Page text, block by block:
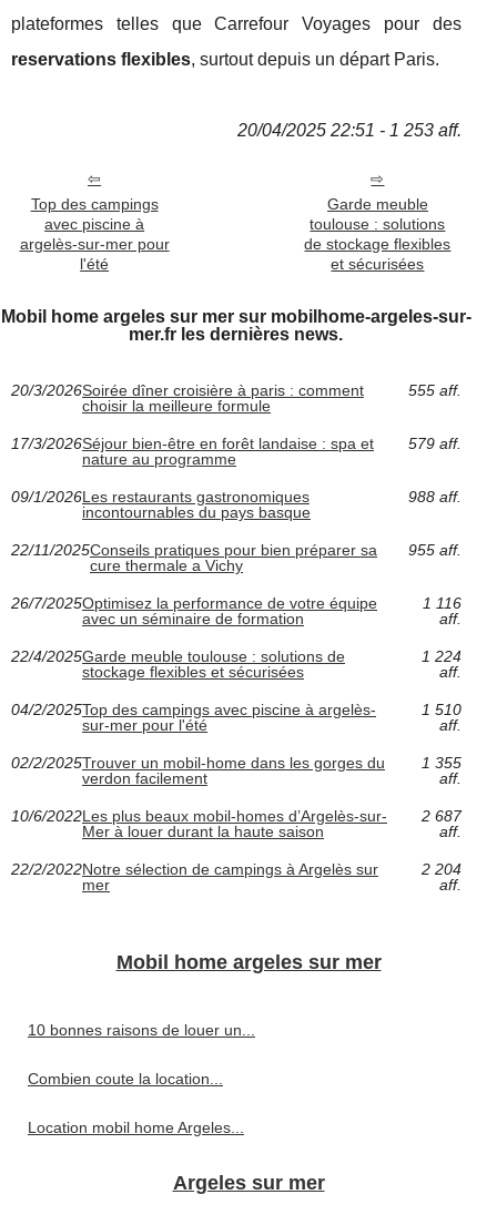
plateformes telles que Carrefour Voyages pour des
reservations flexibles, surtout depuis un départ Paris.
20/04/2025 22:51 - 1 253 aff.
Top des campings
avec piscine à
argelès-sur-mer pour
l'été
Garde meuble
toulouse : solutions
de stockage flexibles
et sécurisées
Mobil home argeles sur mer sur mobilhome-argeles-sur-
mer.fr les dernières news.
20/3/2026Soirée dîner croisière à paris : comment
choisir la meilleure formule
555 aff.
17/3/2026Séjour bien-être en forêt landaise : spa et
nature au programme
579 aff.
09/1/2026Les restaurants gastronomiques
incontournables du pays basque
988 aff.
22/11/2025Conseils pratiques pour bien préparer sa
cure thermale a Vichy
955 aff.
26/7/2025Optimisez la performance de votre équipe
avec un séminaire de formation
1 116
aff.
22/4/2025Garde meuble toulouse : solutions de
stockage flexibles et sécurisées
1 224
aff.
04/2/2025Top des campings avec piscine à argelès-
sur-mer pour l'été
1 510
aff.
02/2/2025Trouver un mobil-home dans les gorges du
verdon facilement
1 355
aff.
10/6/2022Les plus beaux mobil-homes d’Argelès-sur-
Mer à louer durant la haute saison
2 687
aff.
22/2/2022Notre sélection de campings à Argelès sur
mer
2 204
aff.
Mobil home argeles sur mer
10 bonnes raisons de louer un...
Combien coute la location...
Location mobil home Argeles...
Argeles sur mer